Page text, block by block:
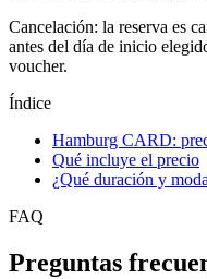
Cancelación: la reserva es
antes del día de inicio
voucher.
Índice
Hamburg CARD:
Qué incluye el precio
¿Qué duración y
FAQ
Preguntas